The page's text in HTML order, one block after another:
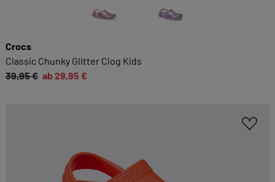
Crocs
Classic Chunky Glitter Clog Kids
39,95 € ab 29,95 €